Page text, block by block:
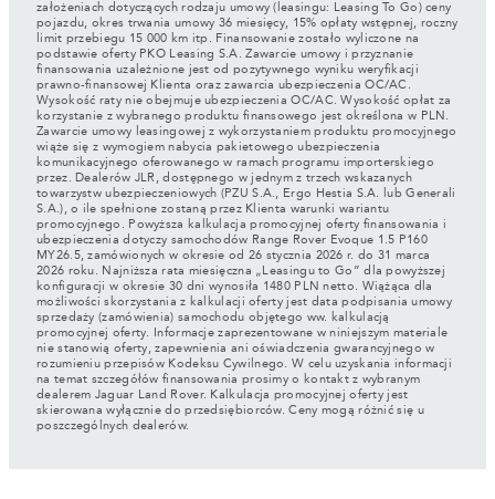
założeniach dotyczących rodzaju umowy (leasingu: Leasing To Go) ceny
pojazdu, okres trwania umowy 36 miesięcy, 15% opłaty wstępnej, roczny
limit przebiegu 15 000 km itp. Finansowanie zostało wyliczone na
podstawie oferty PKO Leasing S.A. Zawarcie umowy i przyznanie
finansowania uzależnione jest od pozytywnego wyniku weryfikacji
prawno-finansowej Klienta oraz zawarcia ubezpieczenia OC/AC.
Wysokość raty nie obejmuje ubezpieczenia OC/AC. Wysokość opłat za
korzystanie z wybranego produktu finansowego jest określona w PLN.
Zawarcie umowy leasingowej z wykorzystaniem produktu promocyjnego
wiąże się z wymogiem nabycia pakietowego ubezpieczenia
komunikacyjnego oferowanego w ramach programu importerskiego
przez. Dealerów JLR, dostępnego w jednym z trzech wskazanych
towarzystw ubezpieczeniowych (PZU S.A., Ergo Hestia S.A. lub Generali
S.A.), o ile spełnione zostaną przez Klienta warunki wariantu
promocyjnego. Powyższa kalkulacja promocyjnej oferty finansowania i
ubezpieczenia dotyczy samochodów Range Rover Evoque 1.5 P160
MY26.5, zamówionych w okresie od 26 stycznia 2026 r. do 31 marca
2026 roku. Najniższa rata miesięczna „Leasingu to Go” dla powyższej
konfiguracji w okresie 30 dni wynosiła 1480 PLN netto. Wiążąca dla
możliwości skorzystania z kalkulacji oferty jest data podpisania umowy
sprzedaży (zamówienia) samochodu objętego ww. kalkulacją
promocyjnej oferty. Informacje zaprezentowane w niniejszym materiale
nie stanowią oferty, zapewnienia ani oświadczenia gwarancyjnego w
rozumieniu przepisów Kodeksu Cywilnego. W celu uzyskania informacji
na temat szczegółów finansowania prosimy o kontakt z wybranym
dealerem Jaguar Land Rover. Kalkulacja promocyjnej oferty jest
skierowana wyłącznie do przedsiębiorców. Ceny mogą różnić się u
poszczególnych dealerów.